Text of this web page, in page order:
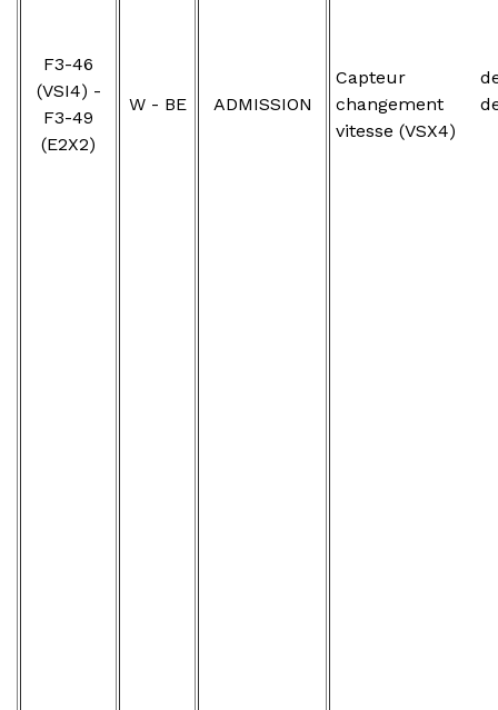
F3-46
(VSI4) -
F3-49
(E2X2)
W - BE ADMISSION
Capteur
changement
vitesse (VSX4)